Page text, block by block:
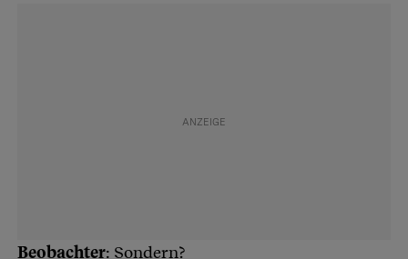
Beobachter: Sondern?